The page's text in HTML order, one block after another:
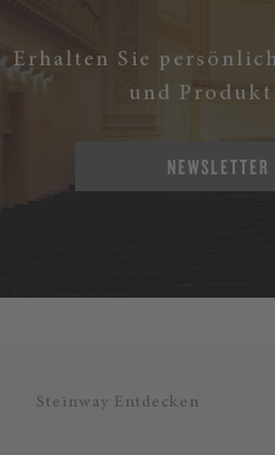
Erhalten Sie
und
Steinway Entdecken